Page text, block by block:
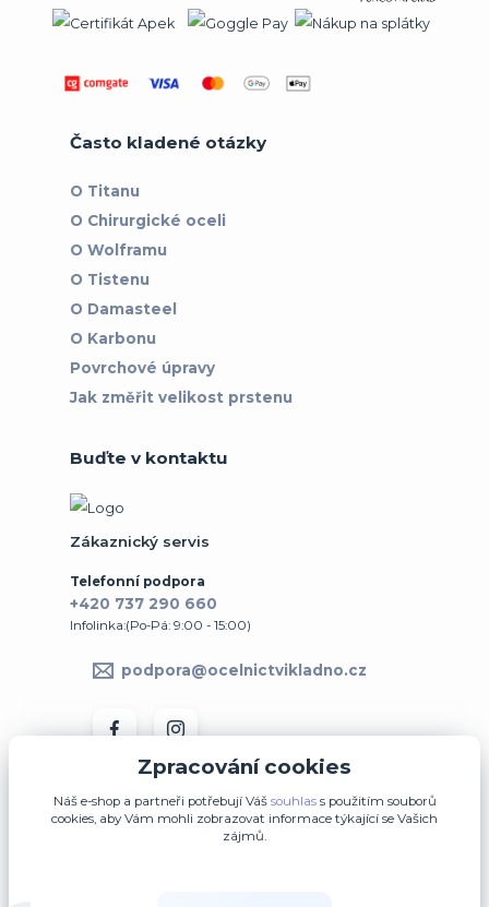
Často kladené otázky
O Titanu
O Chirurgické oceli
O Wolframu
O Tistenu
O Damasteel
O Karbonu
Povrchové úpravy
Jak změřit velikost prstenu
Buďte v kontaktu
Zákaznický servis
Telefonní podpora
+420 737 290 660
Infolinka:(Po-Pá: 9:00 - 15:00)
podpora@ocelnictvikladno.cz
Zpracování cookies
Náš e-shop a partneři potřebují Váš souhlass použitím souborů
cookies, aby Vám mohli zobrazovat informace týkající se Vašich
zájmů.